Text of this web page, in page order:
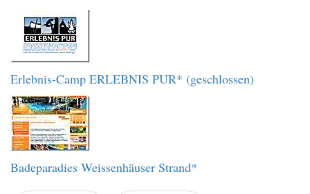
Erlebnis-Camp ERLEBNIS PUR* (geschlossen)
Badeparadies Weissenhäuser Strand*